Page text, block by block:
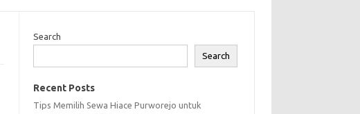
Search
Search
Recent Posts
Tips Memilih Sewa Hiace Purworejo untuk